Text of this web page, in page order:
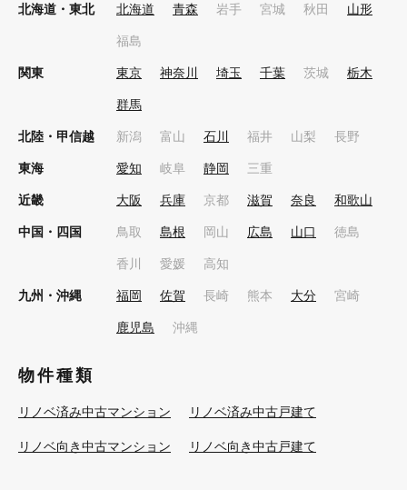
北海道・東北 北海道 青森 岩手 宮城 秋田 山形
福島
関東 東京 神奈川 埼玉 千葉 茨城 栃木
群馬
北陸・甲信越 新潟 富山 石川 福井 山梨 長野
東海 愛知 岐阜 静岡 三重
近畿 大阪 兵庫 京都 滋賀 奈良 和歌山
中国・四国 鳥取 島根 岡山 広島 山口 徳島
香川 愛媛 高知
九州・沖縄 福岡 佐賀 長崎 熊本 大分 宮崎
鹿児島 沖縄
物件種類
リノベ済み中古マンション リノベ済み中古戸建て
リノベ向き中古マンション リノベ向き中古戸建て